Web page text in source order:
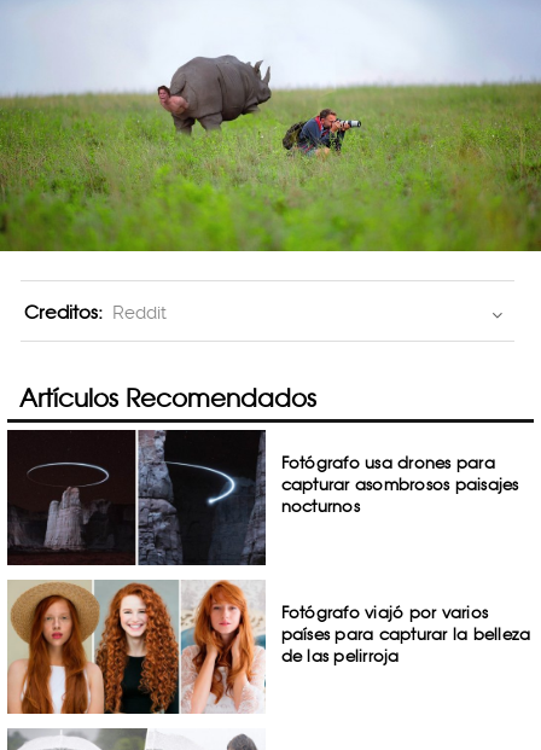
Creditos: Reddit
Artículos Recomendados
Fotógrafo usa drones para
capturar asombrosos paisajes
nocturnos
Fotógrafo viajó por varios
países para capturar la belleza
de las pelirroja